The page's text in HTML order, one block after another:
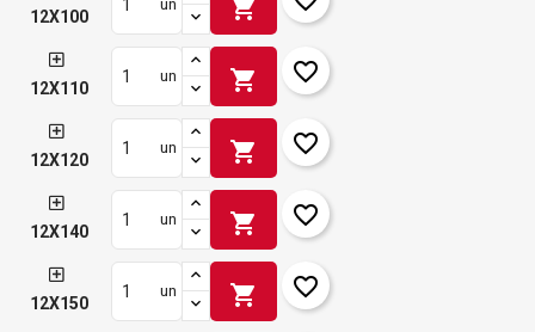
12X100
un shopping_cart
12X110
un shopping_cart favorite_border
12X120
un shopping_cart favorite_border
12X140
un shopping_cart favorite_border
12X150
un shopping_cart favorite_border